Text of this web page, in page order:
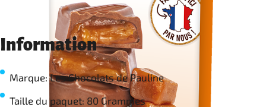
Information
Marque: Les Chocolats de Pauline
Taille du paquet: 80 Grammes